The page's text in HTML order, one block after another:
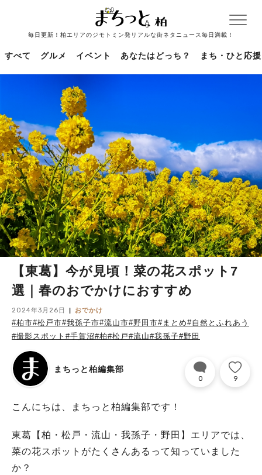
毎日更新！柏エリアのジモトミン発リアルな街ネタニュース毎日満載！
すべて グルメ イベント あなたはどっち？ まち・ひと応援
【東葛】今が見頃！菜の花スポット7
選｜春のおでかけにおすすめ
2024年3月26日 おでかけ
#柏市#松戸市#我孫子市#流山市#野田市#まとめ#自然とふれあう
#撮影スポット #手賀沼#柏#松戸#流山#我孫子#野田
まちっと柏編集部
0 9
こんにちは、まちっと柏編集部です！
東葛【柏・松戸・流山・我孫子・野田】エリアでは、
菜の花スポットがたくさんあるって知っていました
か？